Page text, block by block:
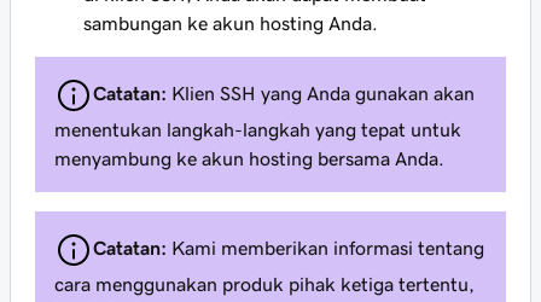
sambungan ke akun hosting Anda.
Catatan: Klien SSH yang Anda gunakan akan
menentukan langkah-langkah yang tepat untuk
menyambung ke akun hosting bersama Anda.
Catatan: Kami memberikan informasi tentang
cara menggunakan produk pihak ketiga tertentu,